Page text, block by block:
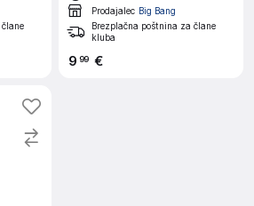
Prodajalec Big Bang
Brezplačna poštnina za člane
kluba
9 99 €